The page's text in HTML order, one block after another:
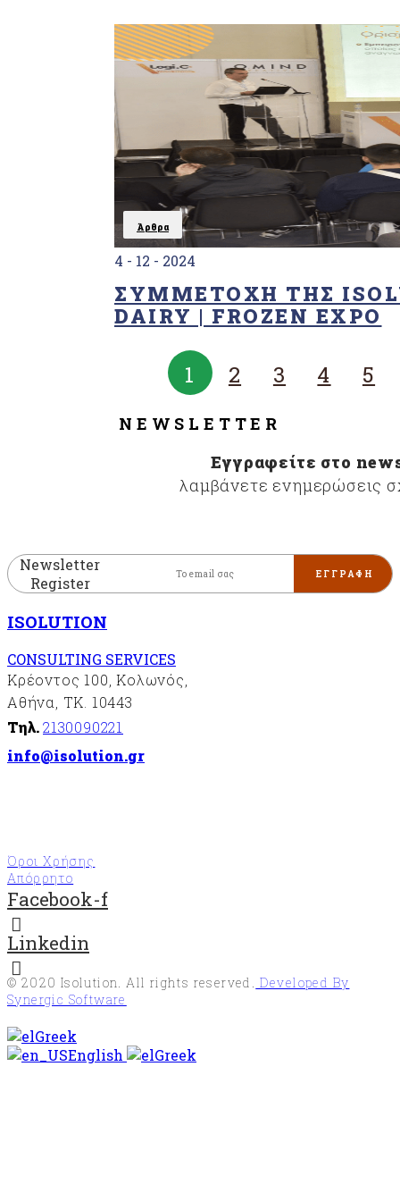
Council®)
Υπηρεσίες
διαχείρισης
επιβλαβών
οργανισμών
«EN
16636»
Σύστημα
διαχείρισης
κατά της
δωροδοκίας
«ISO37001»
Άρθρα
4 - 12 - 2024
ΣΥΜΜΕΤΟΧΉ ΤΗΣ
DAIRY | FROZEN EXPO
1 2 3 4 5
NEWSLETTER
Εγγραφείτε στο
λαμβάνετε ενημερώσεις
Newsletter
Register
ISOLUTION
CONSULTING SERVICES
Κρέοντος 100, Κολωνός,
Αθήνα, ΤΚ. 10443
Τηλ.2130090221
info@isolution.gr
Όροι Χρήσης
Απόρρητο
Facebook-f
Linkedin
© 2020 Isolution . All rights reserved.
Developed By
Synergic Software
Greek
English
Greek